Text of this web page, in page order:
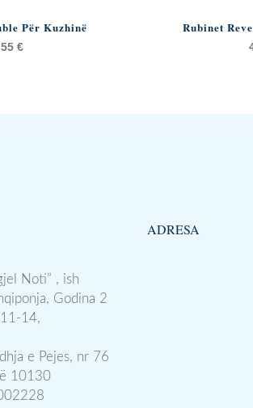
Për Kuzhinë
55€
Rubinet
Noti” , ish
Godina 2
14,
e Pejes, nr 76
10130
ADRESA